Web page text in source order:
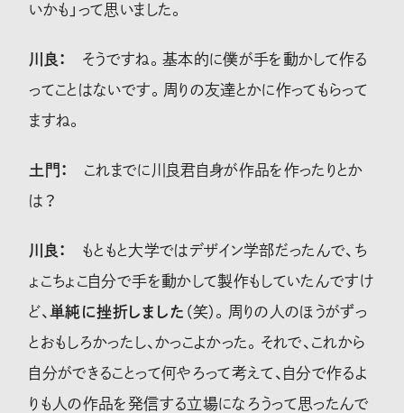
いかも」って思いました。
川良： そうですね。基本的に僕が手を動かして作る
ってことはないです。周りの友達とかに作ってもらって
ますね。
土門： これまでに川良君自身が作品を作ったりとか
は？
川良： もともと大学ではデザイン学部だったんで、ち
ょこちょこ自分で手を動かして製作もしていたんですけ
ど、単純に挫折しました （笑）。周りの人のほうがずっ
とおもしろかったし、かっこよかった。それで、これから
自分ができることって何やろって考えて、自分で作るよ
りも人の作品を発信する立場になろうって思ったんで